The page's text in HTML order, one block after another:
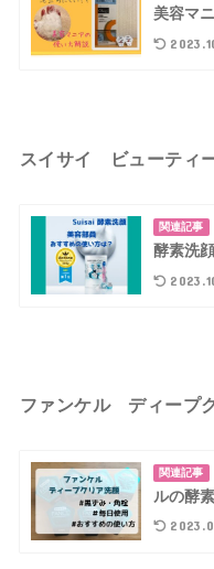
美容マ
スイサイ ビューティ
関連記事
酵素洗
ファンケル ディープ
関連記事
ルの酵